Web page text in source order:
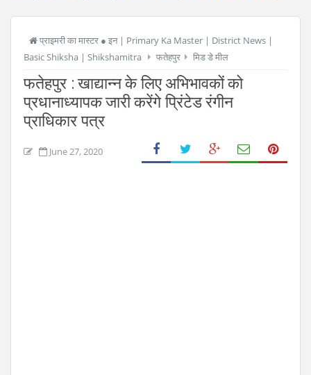
प्राइमरी का मास्टर ● इन | Primary Ka Master | District News |
Basic Shiksha | Shikshamitra
फतेहपुर मिड डे मील
फतेहपुर : खाद्यान्न के लिए अभिभावकों को
प्रधानाध्यापक जारी करेंगे प्रिंटेड रंगीन
प्राधिकार पत्र
June 27, 2020